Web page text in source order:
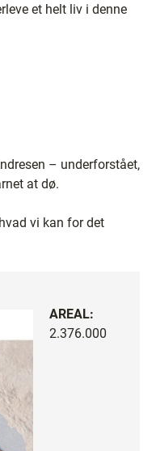
et helt liv i denne
– underforstået,
at dø.
vi kan for det
AREAL:
2.376.000